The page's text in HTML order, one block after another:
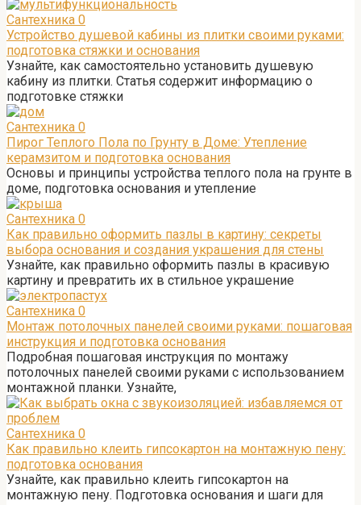
Сантехника 0
Устройство душевой кабины из плитки своими руками:
подготовка стяжки и основания
Узнайте, как самостоятельно установить душевую
кабину из плитки. Статья содержит информацию о
подготовке стяжки
Сантехника 0
Пирог Теплого Пола по Грунту в Доме: Утепление
керамзитом и подготовка основания
Основы и принципы устройства теплого пола на грунте в
доме, подготовка основания и утепление
Сантехника 0
Как правильно оформить пазлы в картину: секреты
выбора основания и создания украшения для стены
Узнайте, как правильно оформить пазлы в красивую
картину и превратить их в стильное украшение
Сантехника 0
Монтаж потолочных панелей своими руками: пошаговая
инструкция и подготовка основания
Подробная пошаговая инструкция по монтажу
потолочных панелей своими руками с использованием
монтажной планки. Узнайте,
Сантехника 0
Как правильно клеить гипсокартон на монтажную пену:
подготовка основания
Узнайте, как правильно клеить гипсокартон на
монтажную пену. Подготовка основания и шаги для